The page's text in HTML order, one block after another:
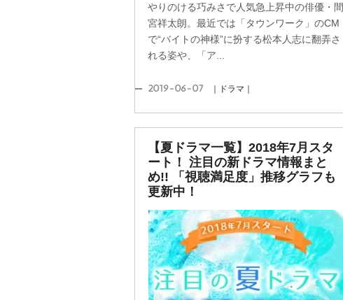
りのける巧みさで人気急上昇中の俳優・間
宮祥太朗。最近では「タウンワーク」のCM
で“バイトの神様”に扮する松本人志に翻弄さ
れる姿や、「ア...
2019-06-07 ｜ドラマ｜
【夏ドラマ一覧】2018年7月スタ
ート！ 注目の新ドラマ情報まと
め!! 「視聴満足度」推移グラフも
更新中！